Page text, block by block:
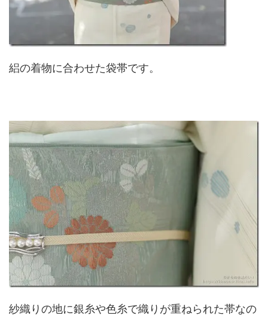
絽の着物に合わせた袋帯です。
紗織りの地に銀糸や色糸で織りが重ねられた帯なの